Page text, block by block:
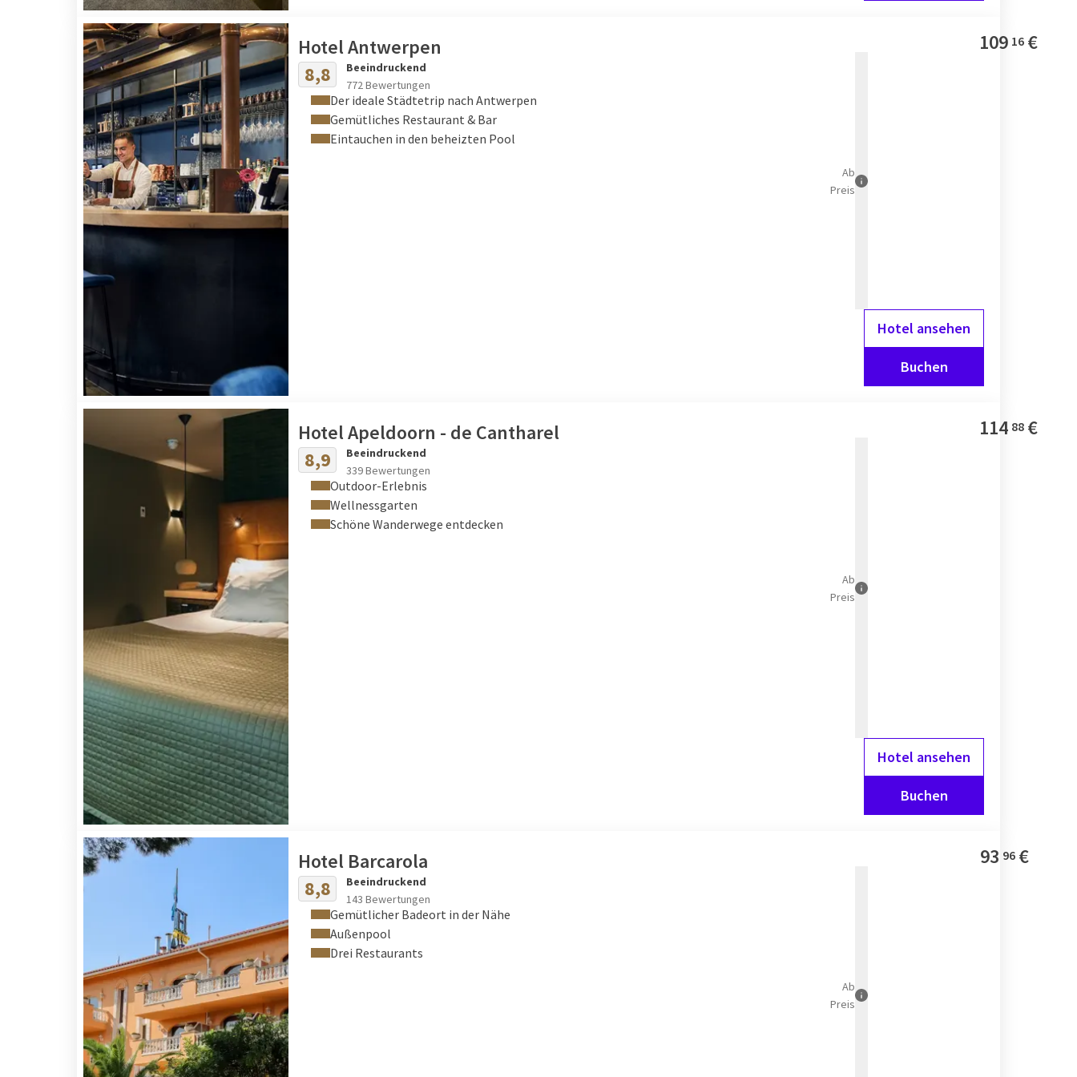
Hotel Antwerpen
8,8
Beeindruckend
772 Bewertungen
Der ideale Städtetrip nach Antwerpen
Gemütliches Restaurant & Bar
Eintauchen in den beheizten Pool
109 16 €
Ab
Preis
Hotel ansehen
Buchen
Hotel Apeldoorn - de Cantharel
8,9
Beeindruckend
339 Bewertungen
Outdoor-Erlebnis
Wellnessgarten
Schöne Wanderwege entdecken
114 88 €
Ab
Preis
Hotel ansehen
Buchen
Hotel Barcarola
8,8
Beeindruckend
143 Bewertungen
Gemütlicher Badeort in der Nähe
Außenpool
Drei Restaurants
93 96 €
Ab
Preis